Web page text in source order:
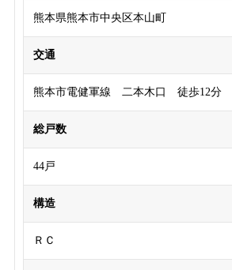
熊本県熊本市中央区本山町
交通
熊本市電健軍線 二本木口 徒歩12分
総戸数
44戸
構造
ＲＣ